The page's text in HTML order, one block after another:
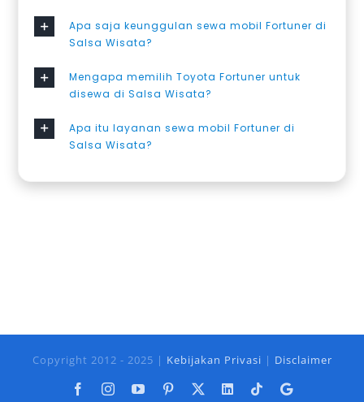
Apa saja keunggulan sewa mobil Fortuner di
Salsa Wisata?
Mengapa memilih Toyota Fortuner untuk
disewa di Salsa Wisata?
Apa itu layanan sewa mobil Fortuner di
Salsa Wisata?
Copyright 2012 - 2025 | Kebijakan Privasi | Disclaimer
FacebookInstagramYouTubePinterest LinkedIn
TiktokGoogle